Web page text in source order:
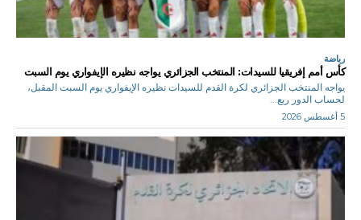
رياضة
كأس أمم إفريقيا للسيدات: المنتخب الجزائري يواجه نظيره الإيفواري يوم السبت
يواجه المنتخب الجزائري لكرة القدم للسيدات نظيره الإيفواري يوم السبت المقبل،
لحساب الدور ربع...
5 أغسطس 2026